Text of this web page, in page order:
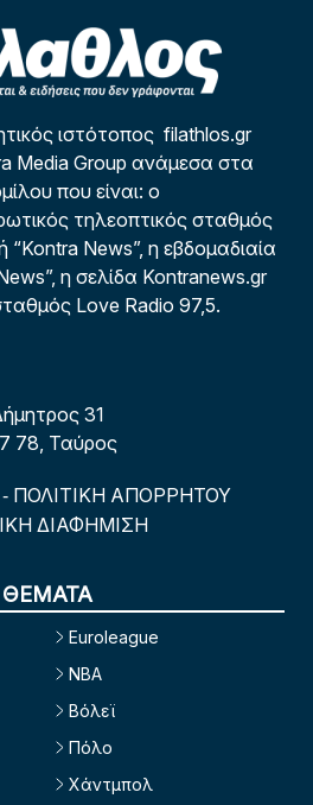
ιστότοπος filathlos.gr
Media Group ανάμεσα στα
που είναι: ο
τηλεοπτικός σταθμός
“Kontra News”, η εβδομαδιαία
η σελίδα Kontranews.gr
Love Radio 97,5.
31
78, Ταύρος
- ΠΟΛΙΤΙΚΗ ΑΠΟΡΡΗΤΟΥ
ΔΙΑΦΗΜΙΣΗ
ΘΕΜΑΤΑ
Euroleague
NBA
Βόλεϊ
Πόλο
Χάντμπολ